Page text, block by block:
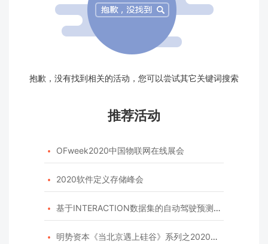
抱歉，没有找到相关的活动，您可以尝试其它关键词搜索
推荐活动
 OFweek2020中国物联网在线展会
 2020软件定义存储峰会
 基于INTERACTION数据集的自动驾驶预测模型挑战赛
 明势资本《当北京遇上硅谷》系列之2020年度开源峰会